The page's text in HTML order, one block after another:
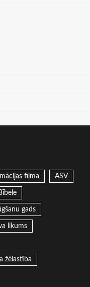
filma ASV
gads
likums
žēlastība